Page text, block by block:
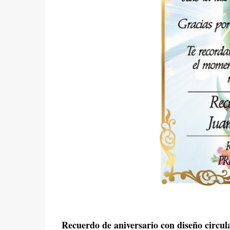
Recuerdo de aniversario con diseño